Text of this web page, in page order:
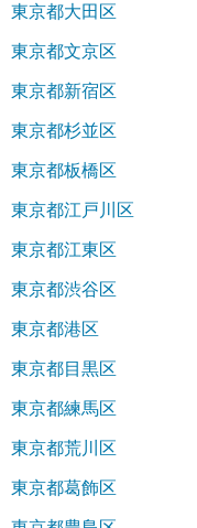
東京都大田区
東京都文京区
東京都新宿区
東京都杉並区
東京都板橋区
東京都江戸川区
東京都江東区
東京都渋谷区
東京都港区
東京都目黒区
東京都練馬区
東京都荒川区
東京都葛飾区